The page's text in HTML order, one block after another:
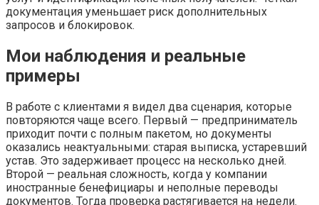
документация уменьшает риск дополнительных
запросов и блокировок.
Мои наблюдения и реальные
примеры
В работе с клиентами я видел два сценария, которые
повторяются чаще всего. Первый — предприниматель
приходит почти с полным пакетом, но документы
оказались неактуальными: старая выписка, устаревший
устав. Это задерживает процесс на несколько дней.
Второй — реальная сложность, когда у компании
иностранные бенефициары и неполные переводы
документов. Тогда проверка растягивается на недели.